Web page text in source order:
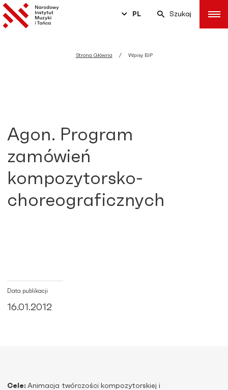
PL Szukaj
Strona Główna Wpisy BIP
Agon. Program
zamówień
kompozytorsko-
choreograficznych
Data publikacji
16.01.2012
Cele: Animacja twórczości kompozytorskiej i